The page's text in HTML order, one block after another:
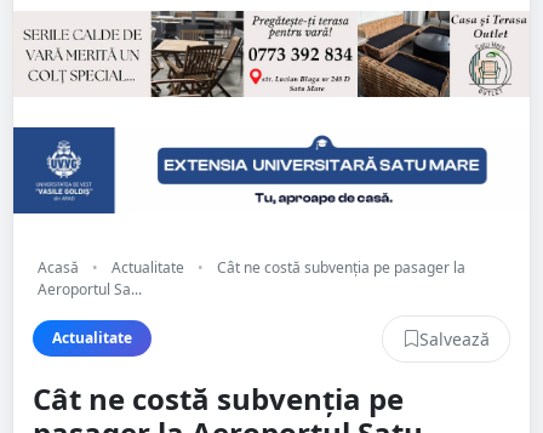
Acasă • Actualitate •
Cât ne costă subvenția pe pasager la
Aeroportul Sa...
Actualitate Salvează
Cât ne costă subvenția pe